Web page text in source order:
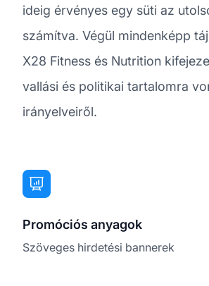
ideig érvényes egy süti az
számítva. Végül mindenképp
X28 Fitness és Nutrition
vallási és politikai tartalomra
irányelveiről.
Promóciós anyagok
Szöveges hirdetési bannerek